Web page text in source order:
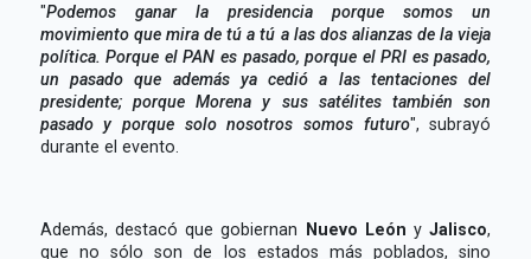
"Podemos ganar la presidencia porque somos un
movimiento que mira de tú a tú a las dos alianzas de la vieja
política. Porque el PAN es pasado, porque el PRI es pasado,
un pasado que además ya cedió a las tentaciones del
presidente; porque Morena y sus satélites también son
pasado y porque solo nosotros somos futuro", subrayó
durante el evento.
Además, destacó que gobiernan Nuevo León yJalisco,
que no sólo son de los estados más poblados, sino